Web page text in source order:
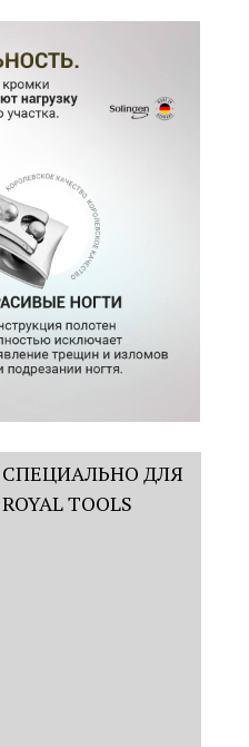
VK
и информационных рассылок
сполитикой конфиденциальности
СПЕЦИАЛЬНО ДЛЯ
ROYAL TOOLS